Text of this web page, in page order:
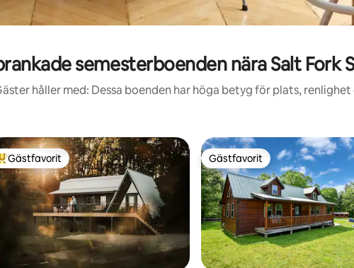
semesterboenden nära Salt Fork
håller med: Dessa boenden har höga betyg för plats, renlighet
gästfavorit
Gästfavorit Gästfavorit
Gästfavorit